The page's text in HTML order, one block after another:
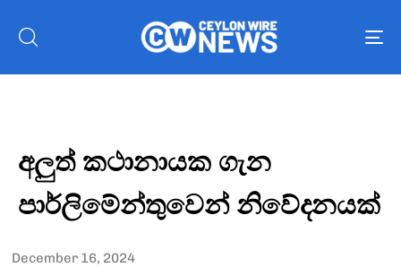
අලුත් කථානායක ගැන
පාර්ලිමේන්තුවෙන් නිවේදනයක්
December 16, 2024